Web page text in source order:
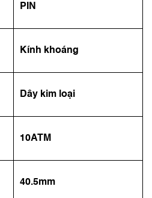
PIN
Kính khoáng
Dây kim loại
10ATM
40.5mm